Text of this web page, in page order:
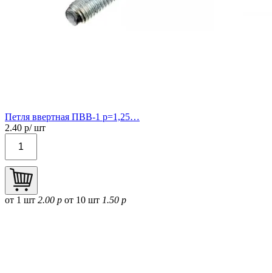
Петля ввертная ПВВ-1 р=1,25…
2.40 р/ шт
от 1 шт 2.00 р от 10 шт 1.50 р